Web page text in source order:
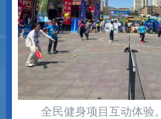
全民健身项目互动体验